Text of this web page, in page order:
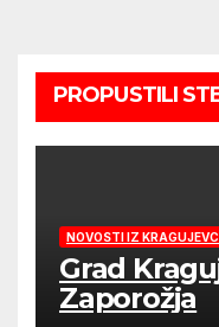
PROPUSTILI
NOVOSTI IZ
Grad
Zaporožja